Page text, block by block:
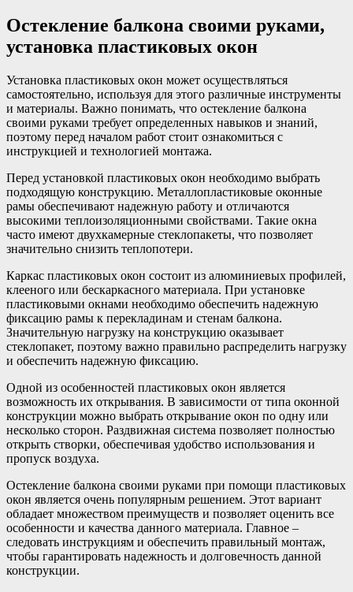
Остекление балкона своими руками,
установка пластиковых окон
Установка пластиковых окон может осуществляться
самостоятельно, используя для этого различные инструменты
и материалы. Важно понимать, что остекление балкона
своими руками требует определенных навыков и знаний,
поэтому перед началом работ стоит ознакомиться с
инструкцией и технологией монтажа.
Перед установкой пластиковых окон необходимо выбрать
подходящую конструкцию. Металлопластиковые оконные
рамы обеспечивают надежную работу и отличаются
высокими теплоизоляционными свойствами. Такие окна
часто имеют двухкамерные стеклопакеты, что позволяет
значительно снизить теплопотери.
Каркас пластиковых окон состоит из алюминиевых профилей,
клееного или бескаркасного материала. При установке
пластиковыми окнами необходимо обеспечить надежную
фиксацию рамы к перекладинам и стенам балкона.
Значительную нагрузку на конструкцию оказывает
стеклопакет, поэтому важно правильно распределить нагрузку
и обеспечить надежную фиксацию.
Одной из особенностей пластиковых окон является
возможность их открывания. В зависимости от типа оконной
конструкции можно выбрать открывание окон по одну или
несколько сторон. Раздвижная система позволяет полностью
открыть створки, обеспечивая удобство использования и
пропуск воздуха.
Остекление балкона своими руками при помощи пластиковых
окон является очень популярным решением. Этот вариант
обладает множеством преимуществ и позволяет оценить все
особенности и качества данного материала. Главное –
следовать инструкциям и обеспечить правильный монтаж,
чтобы гарантировать надежность и долговечность данной
конструкции.